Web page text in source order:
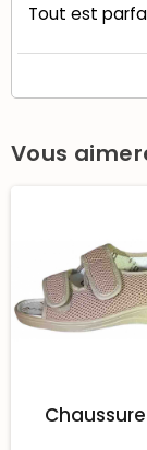
Tout est
Vous